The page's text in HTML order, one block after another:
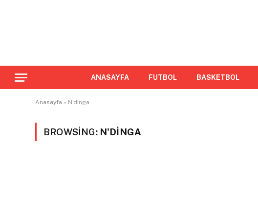
ANASAYFA FUTBOL BASKETBOL
Anasayfa » N'dinga
BROWSING: N'DINGA